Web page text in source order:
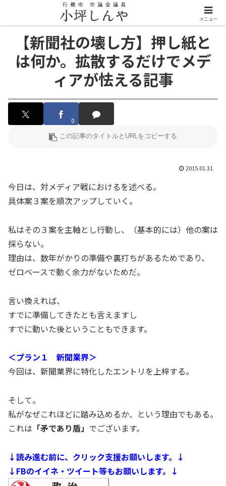
【新聞社の壊し方】押し紙と
は何か。拡散するだけでメデ
ィアが怯える記事
0
2015.01.31
今日は、対メディア戦におけるを述べる。
具体案３案を順次アップしていく。
私はその３案を主軸とし行動し、（基本的には）他の案は
採らない。
理由は、数年がかりの準備や裏打ちがあるためであり、
ゼロベースで動く余力がないためだ。
言い換えれば、
すでに準備してきたとも言えますし
すでに動いた後ということもできます。
＜プラン１ 新聞業界＞
今回は、新聞業界に特化したエントリを上梓する。
そして。
私がなぜこれほどに踏み込めるか、という理由でもある。
これは 「矛であり盾」 でございます。
↓読み進む前に、クリック支援お願いします。↓
↓FBのイイネ・ツイート等もお願いします。↓
メニュー